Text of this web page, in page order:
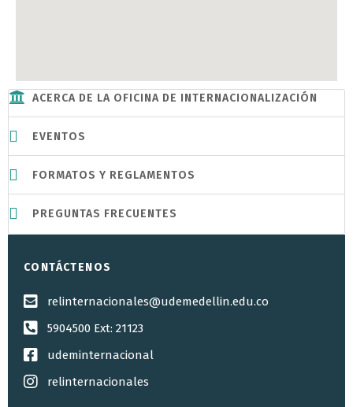
ACERCA DE LA OFICINA DE INTERNACIONALIZACIÓN
EVENTOS
FORMATOS Y REGLAMENTOS
PREGUNTAS FRECUENTES
CONTÁCTENOS
relinternacionales@udemedellin.edu.co
5904500 Ext: 21123
udeminternacional
relinternacionales